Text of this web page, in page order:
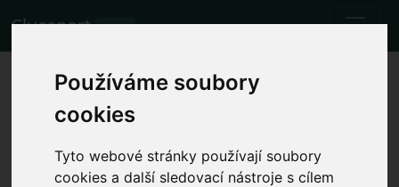
Používáme soubory
cookies
Tyto webové stránky používají soubory
cookies a další sledovací nástroje s cílem
Cluesport BETA
Nejlepší letenka na fotbalový
zápas {$a->domácí} vs. {$a-
Zápasy 26.11.2023 Rayo Vallecano - FC Barcelona